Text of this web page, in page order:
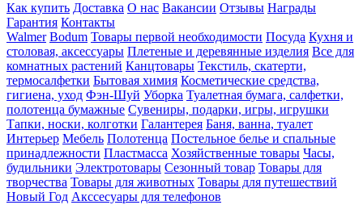
Как купить Доставка О нас Вакансии Отзывы Награды
Гарантия Контакты
Walmer Bodum Товары первой необходимости Посуда Кухня и
столовая, аксессуары Плетеные и деревянные изделия Все для
комнатных растений Канцтовары Текстиль, скатерти,
термосалфетки Бытовая химия Косметические средства,
гигиена, уход Фэн-Шуй Уборка Туалетная бумага, салфетки,
полотенца бумажные Сувениры, подарки, игры, игрушки
Тапки, носки, колготки Галантерея Баня, ванна, туалет
Интерьер Мебель Полотенца Постельное белье и спальные
принадлежности Пластмасса Хозяйственные товары Часы,
будильники Электротовары Сезонный товар Товары для
творчества Товары для животных Товары для путешествий
Новый Год Акссесуары для телефонов